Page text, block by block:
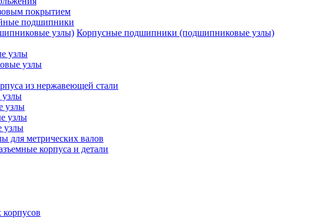
покрытием
подшипники
Корпусные подшипники (подшипниковые узлы)
узлы
узлы
из нержавеющей стали
узлы
узлы
узлы
для метрических валов
корпуса и детали